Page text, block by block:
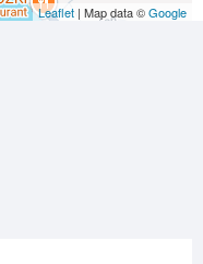
Leaflet | Map data ©Google